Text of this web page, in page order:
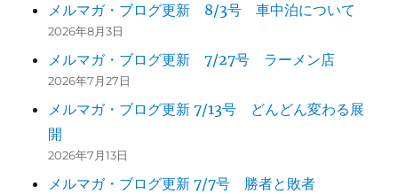
メルマガ・ブログ更新 8/3号 車中泊について
2026年8月3日
メルマガ・ブログ更新 7/27号 ラーメン店
2026年7月27日
メルマガ・ブログ更新 7/13号 どんどん変わる展
開
2026年7月13日
メルマガ・ブログ更新 7/7号 勝者と敗者